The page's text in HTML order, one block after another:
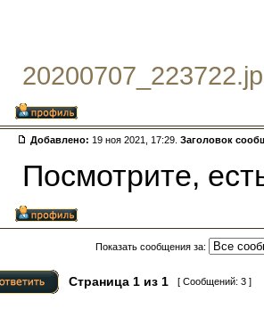
Добавлено: 19 ноя 2021, 17:29. Заголовок
Посмотрите,
Показать сообщения за:
Страница 1 из 1 [ Сообщений: 3 ]